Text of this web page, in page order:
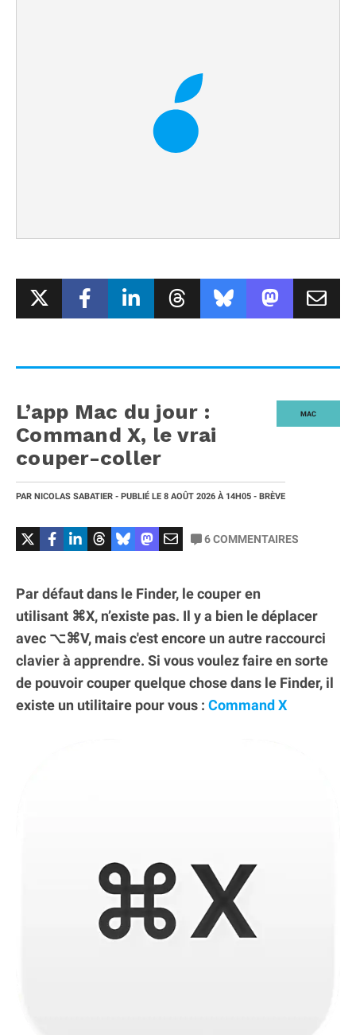
MAC
L’app Mac du jour :
Command X, le vrai
couper-coller
PAR NICOLAS SABATIER - PUBLIÉ LE 8 AOÛT 2026 À 14H05 - BRÈVE
6COMMENTAIRES
Par défaut dans le Finder, le couper en
utilisant ⌘X, n’existe pas. Il y a bien le déplacer
avec ⌥⌘V, mais c'est encore un autre raccourci
clavier à apprendre. Si vous voulez faire en sorte
de pouvoir couper quelque chose dans le Finder, il
existe un utilitaire pour vous : Command X